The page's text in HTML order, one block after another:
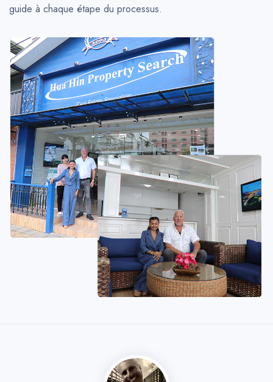
guide à chaque étape du processus.